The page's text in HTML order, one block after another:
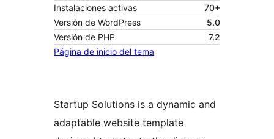
Instalaciones activas
70+
Versión de WordPress
5.0
Versión de PHP
7.2
Página de inicio del tema
Startup Solutions is a dynamic and
adaptable website template